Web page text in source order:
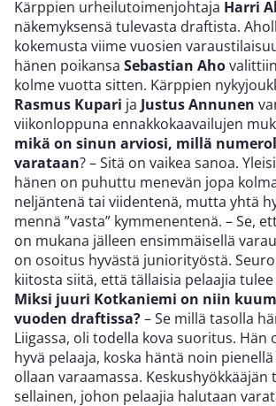
Kärppien urheilutoimenjohtaja Harri
näkemyksensä tulevasta draftista.
kokemusta viime vuosien
hänen poikansa Sebastian Aho
kolme vuotta sitten. Kärppien
Rasmus Kupari ja Justus Annunen
viikonloppuna ennakkokaavailujen
mikä on sinun arviosi, millä
varataan? – Sitä on vaikea sanoa.
hänen on puhuttu menevän jopa
neljäntenä tai viidentenä, mutta yhtä
mennä ”vasta” kymmenentenä. – Se,
on mukana jälleen ensimmäisellä
on osoitus hyvästä juniorityöstä.
kiitosta siitä, että tällaisia pelaajia
Miksi juuri Kotkaniemi on niin
vuoden draftissa?– Se millä tasolla
Liigassa, oli todella kova suoritus. Hän
hyvä pelaaja, koska häntä noin
ollaan varaamassa.
sellainen, johon pelaajia halutaan